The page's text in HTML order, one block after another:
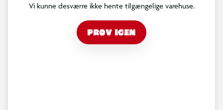
Vi kunne desværre ikke hente tilgængelige varehuse.
PRØV IGEN